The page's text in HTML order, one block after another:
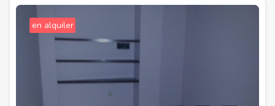
en alquiler